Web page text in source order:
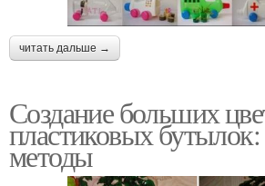
читать дальше →
Создание больших
пластиковых
методы